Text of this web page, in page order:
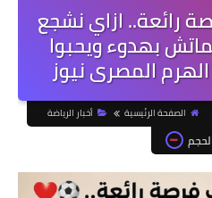
رائعة.. ازاي نشجع
بهدوء ويحبوا
الهرم المصرى نيوز
الصفحة الرئيسية أخبار الرياضة